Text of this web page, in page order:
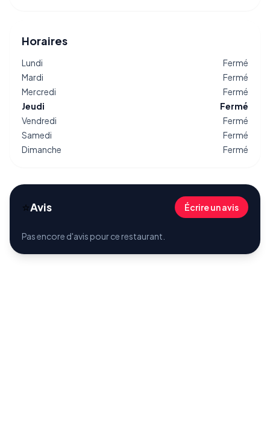
Horaires
Lundi
Fermé
Mardi
Fermé
Mercredi
Fermé
Jeudi
Fermé
Vendredi
Fermé
Samedi
Fermé
Dimanche
Fermé
⭐Avis Écrire un avis
Pas encore d'avis pour ce restaurant.